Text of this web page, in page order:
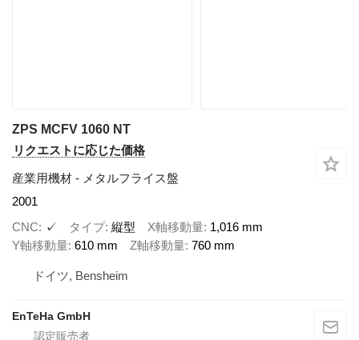
ZPS MCFV 1060 NT
リクエストに応じた価格
産業用機材 - メタルフライス盤
2001
CNC
✓ タイプ 縦型 X軸移動量 1,016 mm
Y軸移動量 610 mm Z軸移動量 760 mm
ドイツ, Bensheim
EnTeHa GmbH